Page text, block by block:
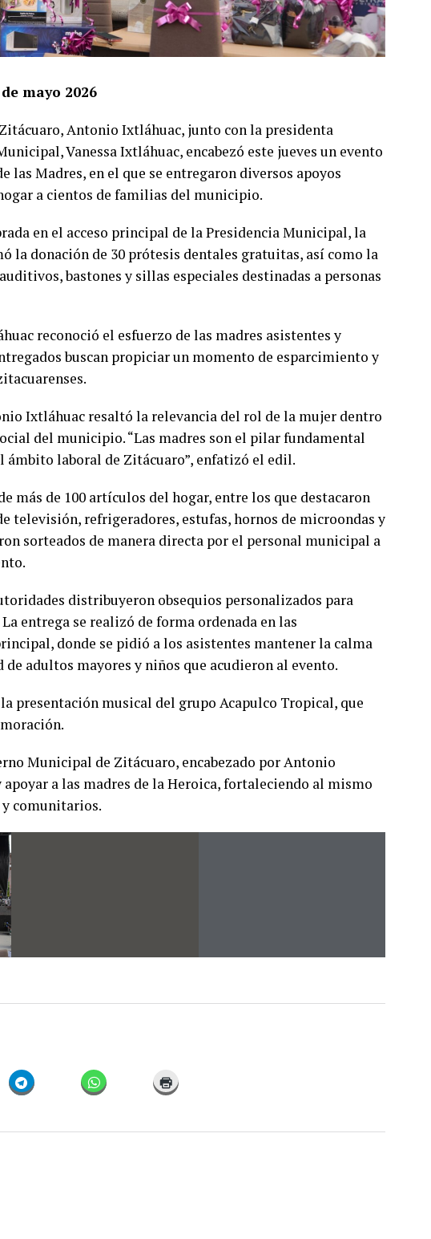
mayo 2026
Antonio Ixtláhuac, junto con la presidenta
Vanessa Ixtláhuac, encabezó este jueves un evento
las Madres, en el que se entregaron diversos apoyos
a cientos de familias del municipio.
en el acceso principal de la Presidencia Municipal, la
la donación de 30 prótesis dentales gratuitas, así como la
bastones y sillas especiales destinadas a personas
reconoció el esfuerzo de las madres asistentes y
buscan propiciar un momento de esparcimiento y
Ixtláhuac resaltó la relevancia del rol de la mujer dentro
del municipio. “Las madres son el pilar fundamental
ámbito laboral de Zitácuaro”, enfatizó el edil.
más de 100 artículos del hogar, entre los que destacaron
televisión, refrigeradores, estufas, hornos de microondas y
sorteados de manera directa por el personal municipal a
distribuyeron obsequios personalizados para
entrega se realizó de forma ordenada en las
donde se pidió a los asistentes mantener la calma
adultos mayores y niños que acudieron al evento.
presentación musical del grupo Acapulco Tropical, que
Municipal de Zitácuaro, encabezado por Antonio
apoyar a las madres de la Heroica, fortaleciendo al mismo
comunitarios.